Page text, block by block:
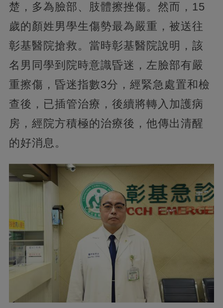
楚，多為臉部、肢體擦挫傷。然而，15
歲的顏姓男學生傷勢最為嚴重，被送往
彰基醫院搶救。當時彰基醫院說明，該
名男同學到院時意識昏迷，左臉部有嚴
重擦傷，昏迷指數3分，經緊急處置和檢
查後，已插管治療，後續將轉入加護病
房，經院方積極的治療後，他傳出清醒
的好消息。